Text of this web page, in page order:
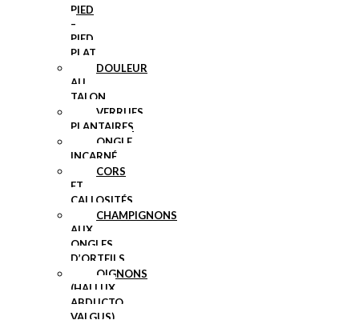
PIED
–
PIED
PLAT
DOULEUR
AU
TALON
VERRUES
PLANTAIRES
ONGLE
INCARNÉ
CORS
ET
CALLOSITÉS
CHAMPIGNONS
AUX
ONGLES
D’ORTEILS
OIGNONS
(HALLUX
ABDUCTO
VALGUS)